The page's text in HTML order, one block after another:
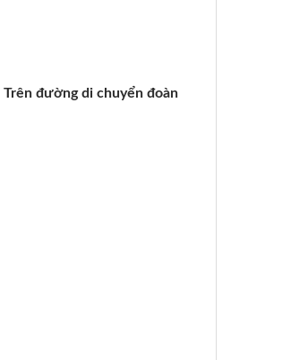
Trên đường di chuyển đoàn